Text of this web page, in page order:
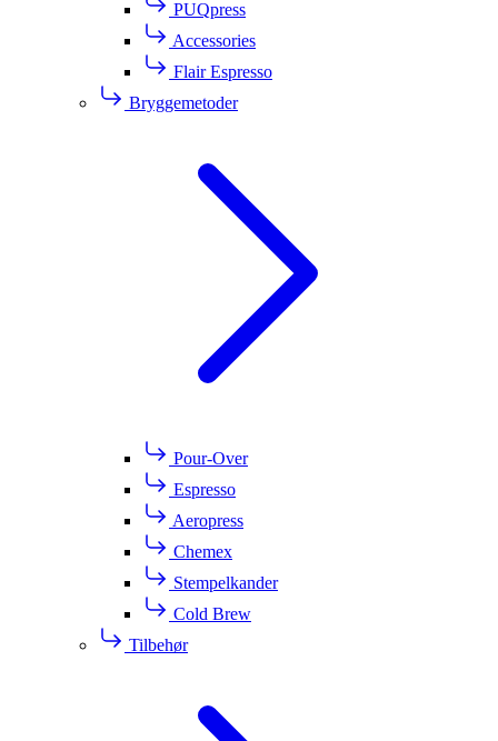
PUQpress
Accessories
Flair Espresso
Bryggemetoder
Pour-Over
Espresso
Aeropress
Chemex
Stempelkander
Cold Brew
Tilbehør